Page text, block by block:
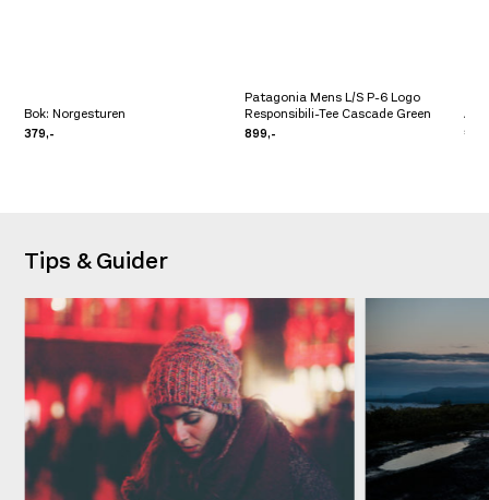
Bok: Norgesturen
379,-
Patagonia Mens L/S P-6 Logo
Responsibili-Tee Cascade Green
899,-
Tips & Guider